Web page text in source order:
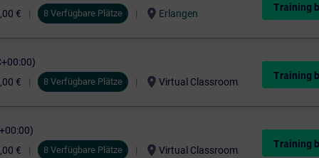
€ 8 Verfügbare Plätze location_on Erlangen
Training
€ 8 Verfügbare Plätze location_on Virtual Classroom
Training
€ 8 Verfügbare Plätze location_on Virtual Classroom
Training